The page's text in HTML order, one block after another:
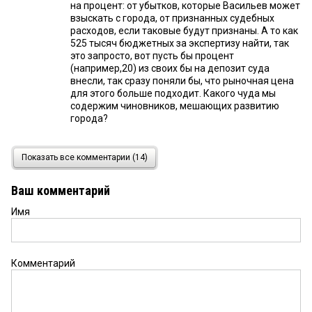
на процент: от убытков, которые Васильев может
взыскать с города, от признанных судебных
расходов, если таковые будут признаны. А то как
525 тысяч бюджетных за экспертизу найти, так
это запросто, вот пусть бы процент
(например,20) из своих бы на депозит суда
внесли, так сразу поняли бы, что рыночная цена
для этого больше подходит. Какого чуда мы
содержим чиновников, мешающих развитию
города?
22 сентября 2018 в 07:37:
А может Васильев закрыл все обязательства
Стас Барыга 22 сентября 2018 в 07:35:
Показать все комментарии (14)
Ваш комментарий
Имя
Комментарий